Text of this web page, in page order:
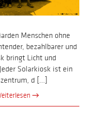
Menschen ohne
bezahlbarer und
bringt Licht und
Solarkiosk ist ein
d [...]
→